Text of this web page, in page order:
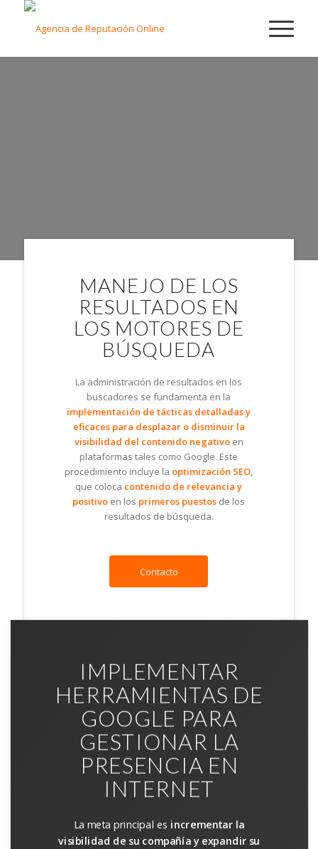
MANEJO DE LOS
RESULTADOS EN
LOS MOTORES DE
BÚSQUEDA
La administración de resultados en los
buscadores se fundamenta en la
implementación de tácticas detalladas y
eficaces para desplazar o disminuir la
visibilidad del contenido negativoen
plataformas tales como Google. Este
procedimiento incluye la optimización SEO,
que coloca contenido de relevancia y
positivo en los primeros puestos de los
resultados de búsqueda.
Contacto
IMPLEMENTAR
HERRAMIENTAS DE
GOOGLE PARA
GESTIONAR LA
PRESENCIA EN
INTERNET
La meta principal es incrementar la
visibilidad de su compañía y expandir su